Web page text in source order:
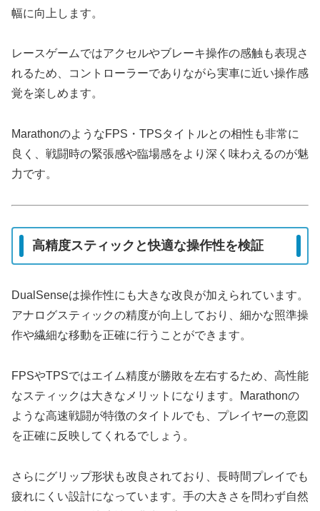
幅に向上します。
レースゲームではアクセルやブレーキ操作の感触も表現さ
れるため、コントローラーでありながら実車に近い操作感
覚を楽しめます。
MarathonのようなFPS・TPSタイトルとの相性も非常に
良く、戦闘時の緊張感や臨場感をより深く味わえるのが魅
力です。
高精度スティックと快適な操作性を検証
DualSenseは操作性にも大きな改良が加えられています。
アナログスティックの精度が向上しており、細かな照準操
作や繊細な移動を正確に行うことができます。
FPSやTPSではエイム精度が勝敗を左右するため、高性能
なスティックは大きなメリットになります。Marathonの
ような高速戦闘が特徴のタイトルでも、プレイヤーの意図
を正確に反映してくれるでしょう。
さらにグリップ形状も改良されており、長時間プレイでも
疲れにくい設計になっています。手の大きさを問わず自然